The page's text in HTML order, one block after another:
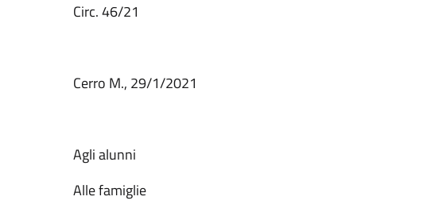
Circ. 46/21
Cerro M., 29/1/2021
Agli alunni
Alle famiglie